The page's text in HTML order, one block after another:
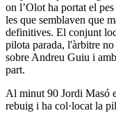
on l’Olot ha portat el
les que semblaven que
definitives. El conjunt
pilota parada, l'àrbitre
sobre Andreu Guiu i
part.
Al minut 90 Jordi Masó
rebuig i ha col·locat la